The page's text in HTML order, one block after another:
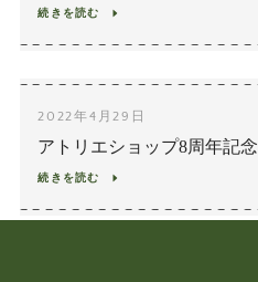
続きを読む
2022年4月29日
アトリエショップ8周年記念
続きを読む